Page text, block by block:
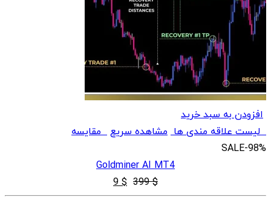
افزودن به سبد خرید
لیست علاقه مندی ها مشاهده سریعمقایسه
SALE-98%
Goldminer AI MT4
$
399
قیمت
اصلی
$
9 قیمت
فعلی